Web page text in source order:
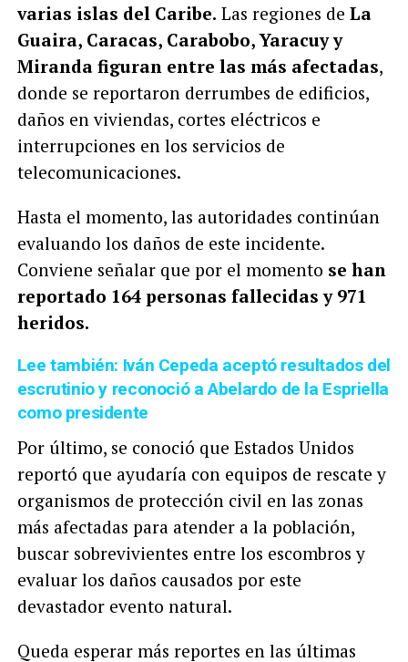
varias islas del Caribe. Las regiones de La
Guaira, Caracas, Carabobo, Yaracuy y
Miranda figuran entre las más afectadas,
donde se reportaron derrumbes de edificios,
daños en viviendas, cortes eléctricos e
interrupciones en los servicios de
telecomunicaciones.
Hasta el momento, las autoridades continúan
evaluando los daños de este incidente.
Conviene señalar que por el momento se han
reportado 164 personas fallecidas y 971
heridos.
Lee también: Iván Cepeda aceptó resultados del
escrutinio y reconoció a Abelardo de la Espriella
como presidente
Por último, se conoció que Estados Unidos
reportó que ayudaría con equipos de rescate y
organismos de protección civil en las zonas
más afectadas para atender a la población,
buscar sobrevivientes entre los escombros y
evaluar los daños causados por este
devastador evento natural.
Queda esperar más reportes en las últimas